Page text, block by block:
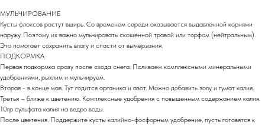
МУЛЬЧИРОВАНИЕ
Кусты флоксов растут вширь. Со временем середи оказывается выдавленной корнями
наружу. Поэтому их важно мульчировать скошенной травой или торфом (нейтральным).
Это помогает сохранить влагу и спасти от вымерзания.
ПОДКОРМКА
Первая подкормка сразу после схода снега. Поливаем комплексными минеральными
удобрениями, рыхлим и мульчируем.
Вторая - в конце мая. Тут годится органика и азот. Можно добавить золу и гумат калия.
Третья – ближе к цветению. Комплексные удобрения с повышенным содержанием калия.
10гр сульфата калия на ведро воды.
После цветения. Поддержите кусты калийно-фосфорным удобрение, пусть готовятся к